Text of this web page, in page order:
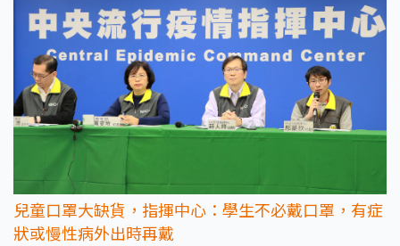
兒童口罩大缺貨，指揮中心：學生不必戴口罩，有症
狀或慢性病外出時再戴